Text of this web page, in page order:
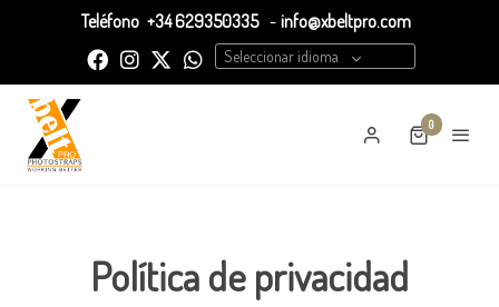
Teléfono +34 629350335 - info@xbeltpro.com
Seleccionar idioma
0
Política de privacidad